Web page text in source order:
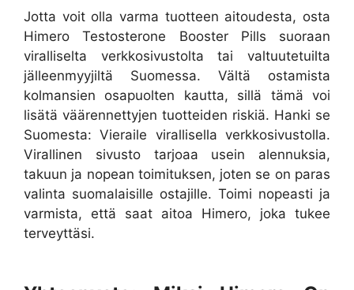
Jotta voit olla varma tuotteen aitoudesta, osta
Himero Testosterone Booster Pills suoraan
viralliselta verkkosivustolta tai valtuutetuilta
jälleenmyyjiltä Suomessa. Vältä ostamista
kolmansien osapuolten kautta, sillä tämä voi
lisätä väärennettyjen tuotteiden riskiä. Hanki se
Suomesta: Vieraile virallisella verkkosivustolla.
Virallinen sivusto tarjoaa usein alennuksia,
takuun ja nopean toimituksen, joten se on paras
valinta suomalaisille ostajille. Toimi nopeasti ja
varmista, että saat aitoa Himero, joka tukee
terveyttäsi.